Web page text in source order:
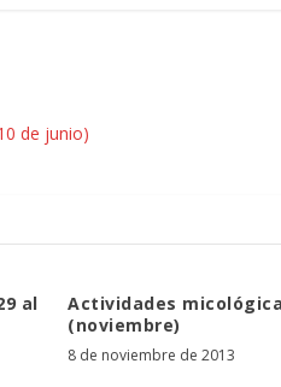
de junio)
al
Actividades
(noviembre)
8 de noviembre de 2013